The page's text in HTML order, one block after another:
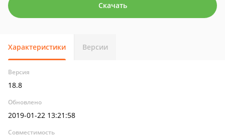
Скачать
Характеристики Версии
Версия
18.8
Обновлено
2019-01-22 13:21:58
Совместимость